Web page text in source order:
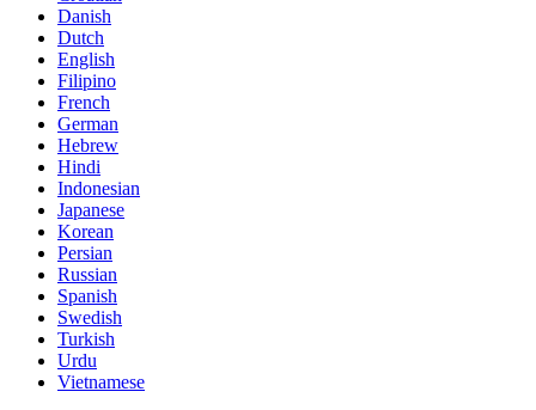
Danish
Dutch
English
Filipino
French
German
Hebrew
Hindi
Indonesian
Japanese
Korean
Persian
Russian
Spanish
Swedish
Turkish
Urdu
Vietnamese